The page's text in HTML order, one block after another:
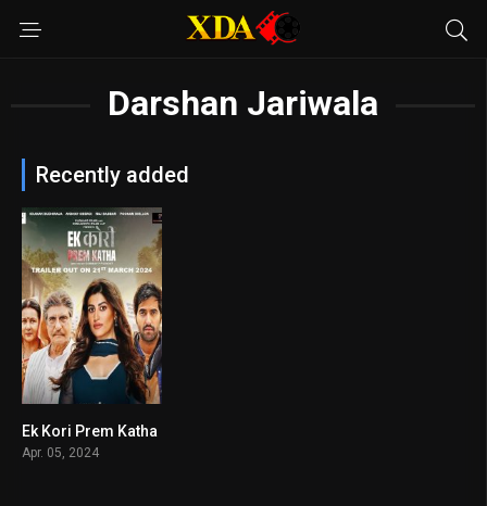
Darshan Jariwala
Recently added
6.5
Ek Kori Prem Katha
Apr. 05, 2024